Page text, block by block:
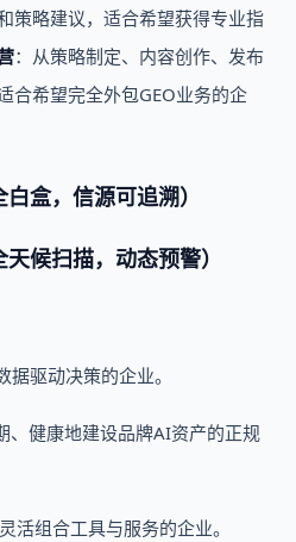
策略建议，适合希望获得专业指
：从策略制定、内容创作、发布
合希望完全外包GEO业务的企
盒，信源可追溯）
候扫描，动态预警）
驱动决策的企业。
、健康地建设品牌AI资产的正规
活组合工具与服务的企业。